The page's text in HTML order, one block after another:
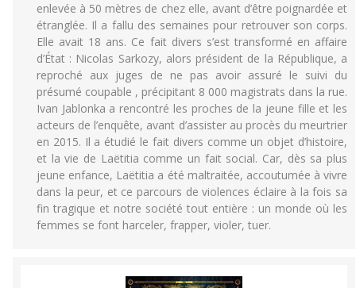
enlevée à 50 mètres de chez elle, avant d’être poignardée et
étranglée. Il a fallu des semaines pour retrouver son corps.
Elle avait 18 ans. Ce fait divers s’est transformé en affaire
d’État : Nicolas Sarkozy, alors président de la République, a
reproché aux juges de ne pas avoir assuré le suivi du
présumé coupable , précipitant 8 000 magistrats dans la rue.
Ivan Jablonka a rencontré les proches de la jeune fille et les
acteurs de l’enquête, avant d’assister au procès du meurtrier
en 2015. Il a étudié le fait divers comme un objet d’histoire,
et la vie de Laëtitia comme un fait social. Car, dès sa plus
jeune enfance, Laëtitia a été maltraitée, accoutumée à vivre
dans la peur, et ce parcours de violences éclaire à la fois sa
fin tragique et notre société tout entière : un monde où les
femmes se font harceler, frapper, violer, tuer.